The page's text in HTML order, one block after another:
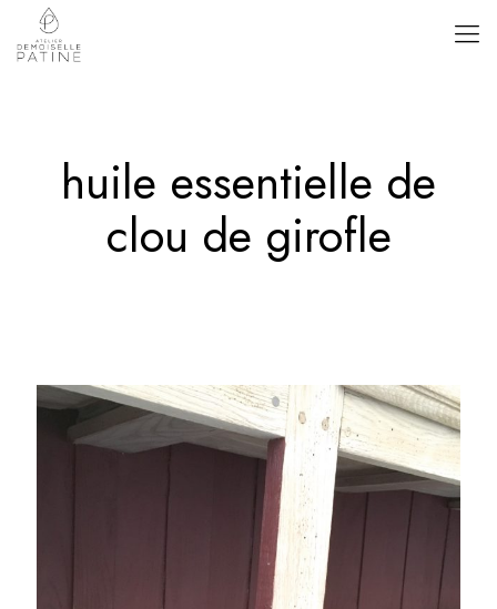
huile essentielle de
clou de girofle